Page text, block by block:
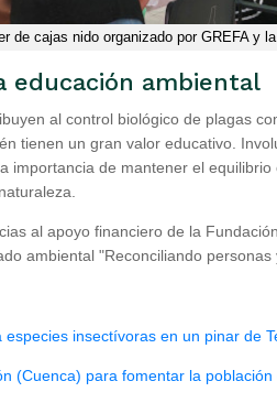
de cajas nido organizado por GREFA y
educación ambiental
al control biológico de plagas
tienen un gran valor educativo.
importancia de mantener el
al apoyo financiero de la
ambiental "Reconciliando personas
insectívoras en un pinar de
(Cuenca) para fomentar la